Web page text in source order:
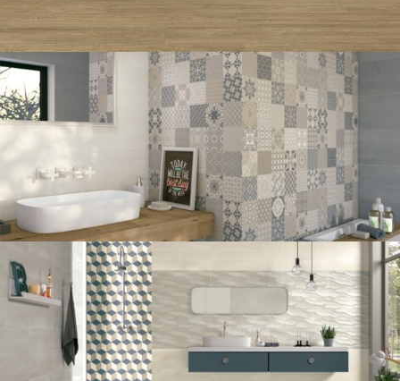
CARRELAGE INTÉRIEUR SALLE DE BAIN
NORRONA 20X120
CARRELAGE INTÉRIEUR SALLE DE BAIN
COLORKER DISTRICT